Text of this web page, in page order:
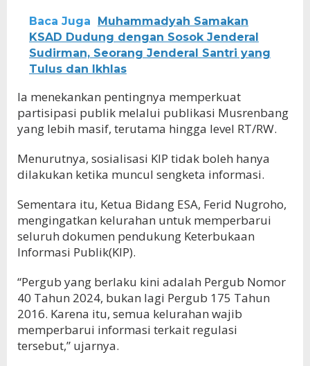
Baca Juga
Muhammadyah Samakan
KSAD Dudung dengan Sosok Jenderal
Sudirman, Seorang Jenderal Santri yang
Tulus dan Ikhlas
Ia menekankan pentingnya memperkuat
partisipasi publik melalui publikasi Musrenbang
yang lebih masif, terutama hingga level RT/RW.
Menurutnya, sosialisasi KIP tidak boleh hanya
dilakukan ketika muncul sengketa informasi.
Sementara itu, Ketua Bidang ESA, Ferid Nugroho,
mengingatkan kelurahan untuk memperbarui
seluruh dokumen pendukung Keterbukaan
Informasi Publik(KIP).
“Pergub yang berlaku kini adalah Pergub Nomor
40 Tahun 2024, bukan lagi Pergub 175 Tahun
2016. Karena itu, semua kelurahan wajib
memperbarui informasi terkait regulasi
tersebut,” ujarnya.